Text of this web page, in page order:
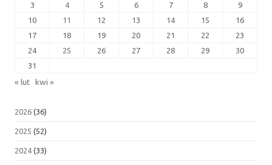
3
4 5 6 7 8
9
10
11 12 13 14 15
16
17
18 19 20 21 22
23
24
25 26 27 28 29
30
31
« lut kwi »
2026 (36)
2025 (52)
2024 (33)